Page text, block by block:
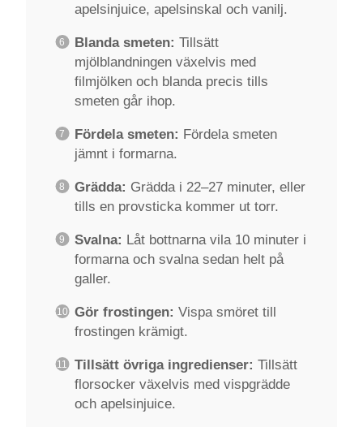
apelsinjuice, apelsinskal och vanilj.
Blanda smeten: Tillsätt
mjölblandningen växelvis med
filmjölken och blanda precis tills
smeten går ihop.
Fördela smeten: Fördela smeten
jämnt i formarna.
Grädda: Grädda i 22–27 minuter, eller
tills en provsticka kommer ut torr.
Svalna: Låt bottnarna vila 10 minuter i
formarna och svalna sedan helt på
galler.
Gör frostingen: Vispa smöret till
frostingen krämigt.
Tillsätt övriga ingredienser: Tillsätt
florsocker växelvis med vispgrädde
och apelsinjuice.